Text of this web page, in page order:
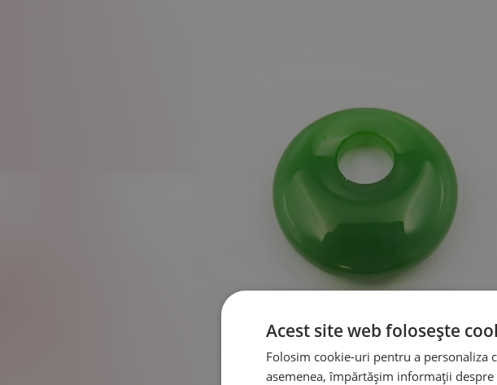
Acest site web folosește
Folosim cookie-uri pentru a personaliza
asemenea, împărtășim informații